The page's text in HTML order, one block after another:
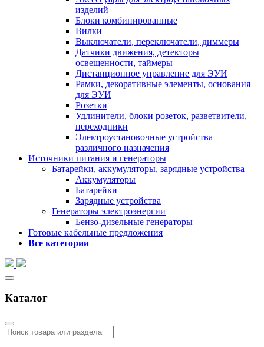
изделий
Блоки комбинированные
Вилки
Выключатели, переключатели, диммеры
Датчики движения, детекторы
освещенности, таймеры
Дистанционное управление для ЭУИ
Рамки, декоративные элементы, основания
для ЭУИ
Розетки
Удлинители, блоки розеток, разветвители,
переходники
Электроустановочные устройства
различного назначения
Источники питания и генераторы
Батарейки, аккумуляторы, зарядные устройства
Аккумуляторы
Батарейки
Зарядные устройства
Генераторы электроэнергии
Бензо-дизельные генераторы
Готовые кабельные предложения
Все категории
Каталог